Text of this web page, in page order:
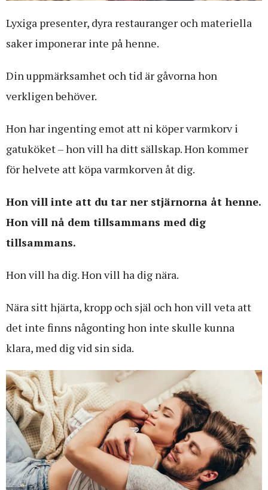
Lyxiga presenter, dyra restauranger och materiella
saker imponerar inte på henne.
Din uppmärksamhet och tid är gåvorna hon
verkligen behöver.
Hon har ingenting emot att ni köper varmkorv i
gatuköket – hon vill ha ditt sällskap. Hon kommer
för helvete att köpa varmkorven åt dig.
Hon vill inte att du tar ner stjärnorna åt henne.
Hon vill nå dem tillsammans med dig
tillsammans.
Hon vill ha dig. Hon vill ha dig nära.
Nära sitt hjärta, kropp och själ och hon vill veta att
det inte finns någonting hon inte skulle kunna
klara, med dig vid sin sida.